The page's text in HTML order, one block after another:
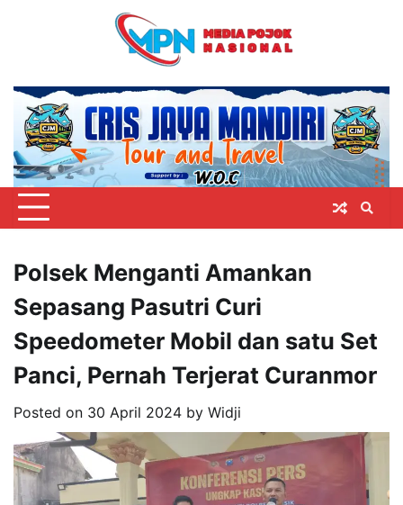
Polsek Menganti Amankan
Sepasang Pasutri Curi
Speedometer Mobil dan satu Set
Panci, Pernah Terjerat Curanmor
Posted on 30 April 2024 by Widji